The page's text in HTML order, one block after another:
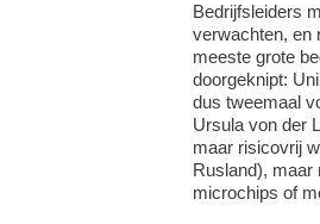
Bedrijfsleiders
verwachten, en
meeste grote
doorgeknipt:
dus tweemaal
Ursula von der
maar risicovrij
Rusland), maar
microchips of